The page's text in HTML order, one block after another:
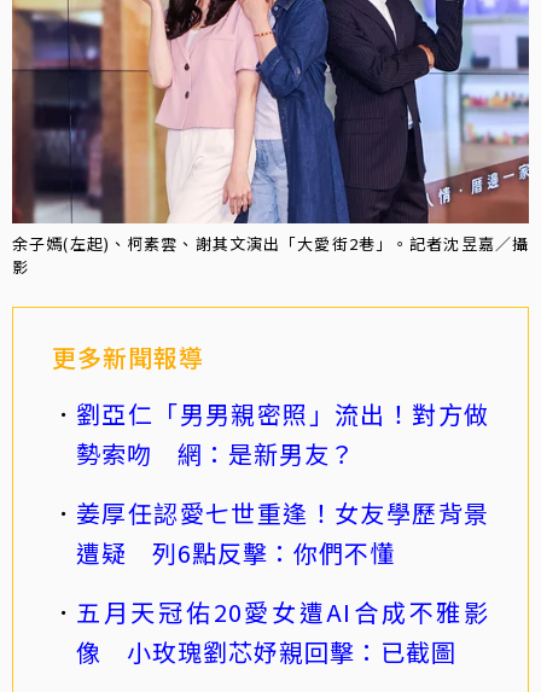
余子嫣(左起)、柯素雲、謝其文演出「大愛街2巷」。記者沈昱嘉／攝
影
更多新聞報導
劉亞仁「男男親密照」流出！對方做
勢索吻 網：是新男友？
姜厚任認愛七世重逢！女友學歷背景
遭疑 列6點反擊：你們不懂
五月天冠佑20愛女遭AI合成不雅影
像 小玫瑰劉芯妤親回擊：已截圖